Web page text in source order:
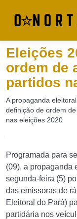
Eleições
ordem de
partidos
A propaganda
definição de ordem
nas eleições 2020
Programada para
(09), a propaganda
segunda-feira (5)
das emissoras de
Eleitoral do Pará)
partidária nos